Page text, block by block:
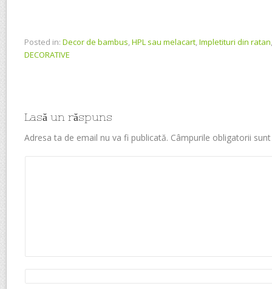
Posted in: Decor de bambus,HPL sau melacart,Impletituri din ratan
DECORATIVE
Lasă un răspuns
Adresa ta de email nu va fi publicată. Câmpurile obligatorii